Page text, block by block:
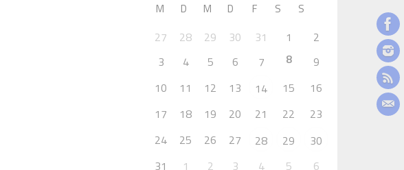
M D M D F S S
27 28 29 30 31 1
2
3
4 5 6 7 8
9
10
11 12 13 14 15
16
17
18 19 20 21 22
23
24
25 26 27 28 29
30
31
1 2 3 4 5 6